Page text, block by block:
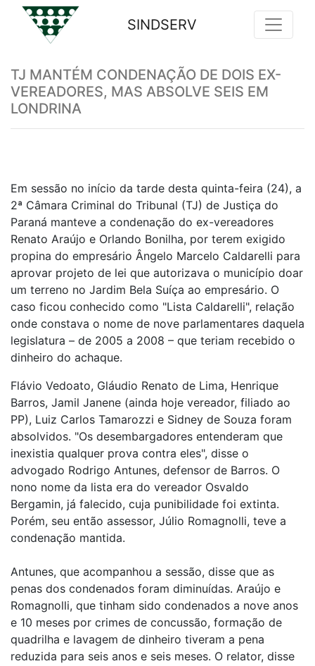
SINDSERV
TJ MANTÉM CONDENAÇÃO DE DOIS EX-
VEREADORES, MAS ABSOLVE SEIS EM
LONDRINA
Em sessão no início da tarde desta quinta-feira (24), a
2ª Câmara Criminal do Tribunal (TJ) de Justiça do
Paraná manteve a condenação do ex-vereadores
Renato Araújo e Orlando Bonilha, por terem exigido
propina do empresário Ângelo Marcelo Caldarelli para
aprovar projeto de lei que autorizava o município doar
um terreno no Jardim Bela Suíça ao empresário. O
caso ficou conhecido como "Lista Caldarelli", relação
onde constava o nome de nove parlamentares daquela
legislatura – de 2005 a 2008 – que teriam recebido o
dinheiro do achaque.
Flávio Vedoato, Gláudio Renato de Lima, Henrique
Barros, Jamil Janene (ainda hoje vereador, filiado ao
PP), Luiz Carlos Tamarozzi e Sidney de Souza foram
absolvidos. "Os desembargadores entenderam que
inexistia qualquer prova contra eles", disse o
advogado Rodrigo Antunes, defensor de Barros. O
nono nome da lista era do vereador Osvaldo
Bergamin, já falecido, cuja punibilidade foi extinta.
Porém, seu então assessor, Júlio Romagnolli, teve a
condenação mantida.
Antunes, que acompanhou a sessão, disse que as
penas dos condenados foram diminuídas. Araújo e
Romagnolli, que tinham sido condenados a nove anos
e 10 meses por crimes de concussão, formação de
quadrilha e lavagem de dinheiro tiveram a pena
reduzida para seis anos e seis meses. O relator, disse